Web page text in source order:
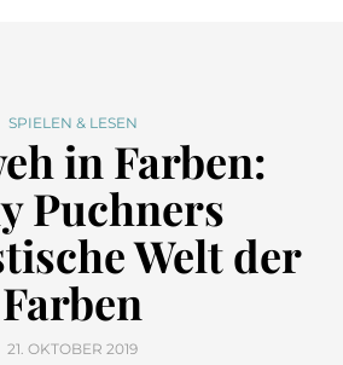
SPIELEN & LESEN
in Farben:
Puchners
Welt der
Farben
21. OKTOBER 2019